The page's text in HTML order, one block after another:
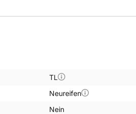
TL
Neureifen
Nein